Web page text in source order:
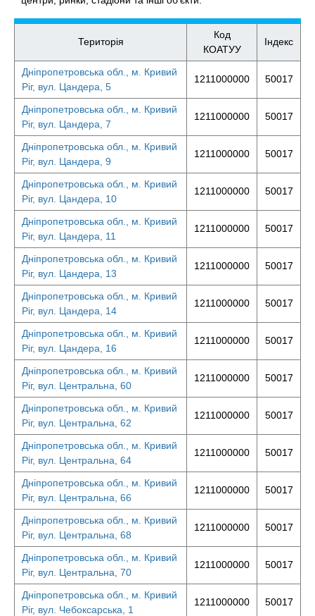
Територія
Код
КОАТУУ
Індекс
Дніпропетровська обл., м. Кривий
Ріг, вул. Цандера, 5
1211000000 50017
Дніпропетровська обл., м. Кривий
Ріг, вул. Цандера, 7
1211000000 50017
Дніпропетровська обл., м. Кривий
Ріг, вул. Цандера, 9
1211000000 50017
Дніпропетровська обл., м. Кривий
Ріг, вул. Цандера, 10
1211000000 50017
Дніпропетровська обл., м. Кривий
Ріг, вул. Цандера, 11
1211000000 50017
Дніпропетровська обл., м. Кривий
Ріг, вул. Цандера, 13
1211000000 50017
Дніпропетровська обл., м. Кривий
Ріг, вул. Цандера, 14
1211000000 50017
Дніпропетровська обл., м. Кривий
Ріг, вул. Цандера, 16
1211000000 50017
Дніпропетровська обл., м. Кривий
Ріг, вул. Центральна, 60
1211000000 50017
Дніпропетровська обл., м. Кривий
Ріг, вул. Центральна, 62
1211000000 50017
Дніпропетровська обл., м. Кривий
Ріг, вул. Центральна, 64
1211000000 50017
Дніпропетровська обл., м. Кривий
Ріг, вул. Центральна, 66
1211000000 50017
Дніпропетровська обл., м. Кривий
Ріг, вул. Центральна, 68
1211000000 50017
Дніпропетровська обл., м. Кривий
Ріг, вул. Центральна, 70
1211000000 50017
Дніпропетровська обл., м. Кривий
Ріг, вул. Чебоксарська, 1
1211000000 50017